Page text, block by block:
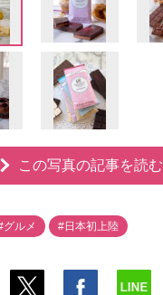
この写真の記事を読む
グルメ #日本初上陸